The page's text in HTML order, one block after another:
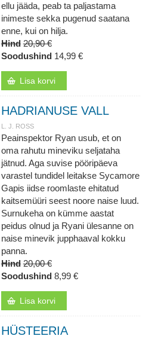
ellu jääda, peab ta paljastama
inimeste sekka pugenud saatana
enne, kui on hilja.
Hind 20,90 €
Soodushind 14,99 €
Lisa korvi
HADRIANUSE VALL
L. J. ROSS
Peainspektor Ryan usub, et on
oma rahutu mineviku seljataha
jätnud. Aga suvise pööripäeva
varastel tundidel leitakse Sycamore
Gapis iidse roomlaste ehitatud
kaitsemüüri seest noore naise luud.
Surnukeha on kümme aastat
peidus olnud ja Ryani ülesanne on
naise minevik jupphaaval kokku
panna.
Hind 20,00 €
Soodushind 8,99 €
Lisa korvi
HÜSTEERIA